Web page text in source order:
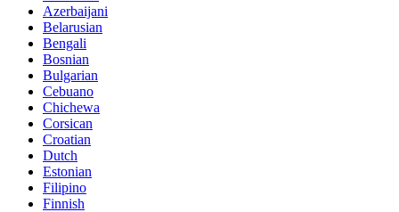
Azerbaijani
Belarusian
Bengali
Bosnian
Bulgarian
Cebuano
Chichewa
Corsican
Croatian
Dutch
Estonian
Filipino
Finnish